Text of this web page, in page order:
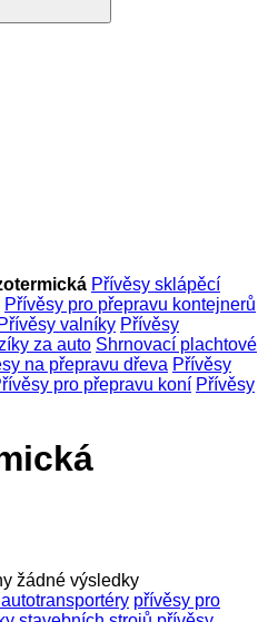
Přívěsy sklápěcí
Přívěsy pro přepravu kontejnerů
Přívěsy valníky Přívěsy
za auto Shrnovací plachtové
na přepravu dřeva Přívěsy
pro přepravu koní Přívěsy
žádné výsledky
přívěsy pro